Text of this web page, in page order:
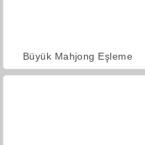
Büyük Mahjong Eşleme